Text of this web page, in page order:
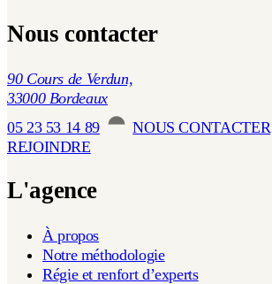
Nous contacter
90 Cours de Verdun,
33000 Bordeaux
05 23 53 14 89
NOUS CONTACTER
REJOINDRE
L'agence
À propos
Notre méthodologie
Régie et renfort d’experts